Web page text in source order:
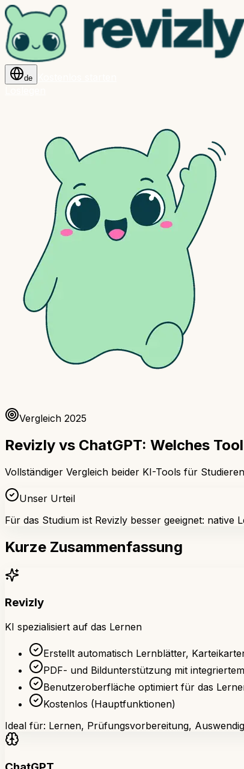
de
Vergleich 2025
Revizly vs ChatGPT: Welches
Vollständiger Vergleich beider KI-Tools für
Unser Urteil
Für das Studium ist Revizly besser geeignet:
Kurze Zusammenfassung
Revizly
KI spezialisiert auf das Lernen
Erstellt automatisch Lernblätter,
PDF- und Bildunterstützung mit
Benutzeroberfläche optimiert für das
Kostenlos (Hauptfunktionen)
Ideal für: Lernen, Prüfungsvorbereitung,